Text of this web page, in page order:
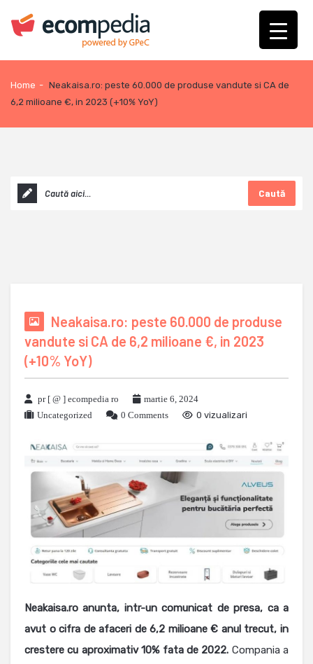
Home - Neakaisa.ro: peste 60.000 de produse vandute si CA de
6,2 milioane €, in 2023 (+10% YoY)
Caută
Neakaisa.ro: peste 60.000 de produse
vandute si CA de 6,2 milioane €, in 2023
(+10% YoY)
pr [ @ ] ecompedia ro
martie 6, 2024
Uncategorized
0 Comments 0 vizualizari
Neakaisa.ro anunta, intr-un comunicat de presa, ca a
avut o cifra de afaceri de 6,2 milioane € anul trecut, in
crestere cu aproximativ 10% fata de 2022. Compania a